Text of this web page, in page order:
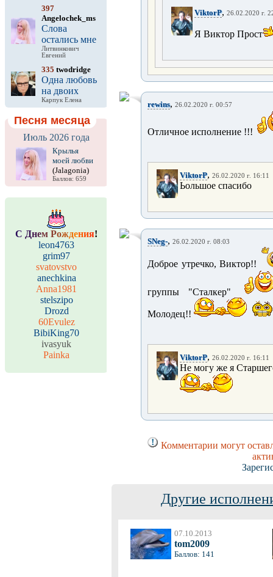
397
Angelochek_ms
Слова
остались мне
Литвинкович
Евгений
335 twodridge
Одна любовь
на двоих
Карпук Елена
Песня месяца
Июль 2026 года
Крылья
моей любви
(Jalagonia)
Баллов: 659
С Днем Рождения!
leon4763
grim97
svatovstvo
anechkina
Anna1981
stelszipo
Drozd
60Evulez
BibiKing70
ivasyuk
Painka
ViktorP, 26.02.2020 г.
Я Виктор Прост
rewins, 26.02.2020 г. 00:57
Отличное исполнение !!!
ViktorP, 26.02.2020 г. 16:11
Ьольшое спасибо
SNeg-, 26.02.2020 г. 08:03
Доброе утречко, Виктор!!
группы "Сталкер"
Молодец!!
ViktorP, 26.02.2020 г. 16:11
Не могу же я
Комментарии могут
Другие
07.10.2013
tom2009
Баллов: 141